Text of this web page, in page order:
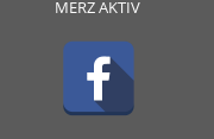
MERZ AKTIV